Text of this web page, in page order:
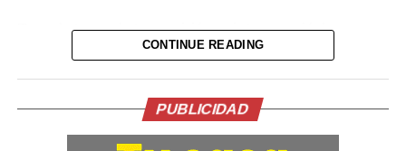
Tras el ataque, la transmisión se interrumpió de
inmediato. Posteriormente, el video fue retirado de la
parte de la grabación y han difundido imágenes del
hecho.
CONTINUE READING
PUBLICIDAD